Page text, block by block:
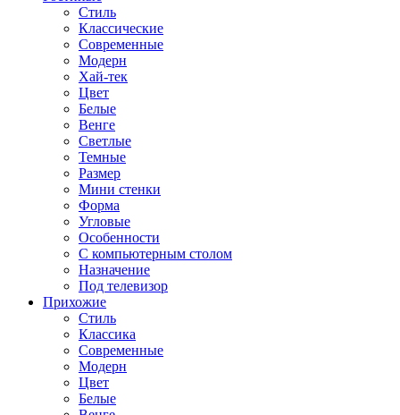
Стиль
Классические
Современные
Модерн
Хай-тек
Цвет
Белые
Венге
Светлые
Темные
Размер
Мини стенки
Форма
Угловые
Особенности
С компьютерным столом
Назначение
Под телевизор
Прихожие
Стиль
Классика
Современные
Модерн
Цвет
Белые